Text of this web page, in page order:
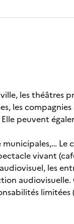
les théâtres
les
peuvent
vivant
les
audiovisuelle.
limitées